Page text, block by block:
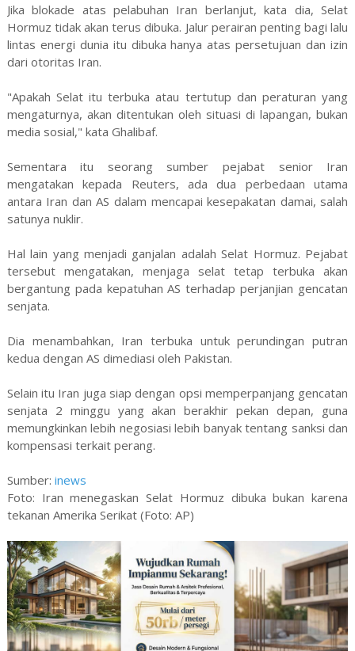
Jika blokade atas pelabuhan Iran berlanjut, kata dia, Selat
Hormuz tidak akan terus dibuka. Jalur perairan penting bagi lalu
lintas energi dunia itu dibuka hanya atas persetujuan dan izin
dari otoritas Iran.
"Apakah Selat itu terbuka atau tertutup dan peraturan yang
mengaturnya, akan ditentukan oleh situasi di lapangan, bukan
media sosial," kata Ghalibaf.
Sementara itu seorang sumber pejabat senior Iran
mengatakan kepada Reuters, ada dua perbedaan utama
antara Iran dan AS dalam mencapai kesepakatan damai, salah
satunya nuklir.
Hal lain yang menjadi ganjalan adalah Selat Hormuz. Pejabat
tersebut mengatakan, menjaga selat tetap terbuka akan
bergantung pada kepatuhan AS terhadap perjanjian gencatan
senjata.
Dia menambahkan, Iran terbuka untuk perundingan putran
kedua dengan AS dimediasi oleh Pakistan.
Selain itu Iran juga siap dengan opsi memperpanjang gencatan
senjata 2 minggu yang akan berakhir pekan depan, guna
memungkinkan lebih negosiasi lebih banyak tentang sanksi dan
kompensasi terkait perang.
Sumber: inews
Foto: Iran menegaskan Selat Hormuz dibuka bukan karena
tekanan Amerika Serikat (Foto: AP)